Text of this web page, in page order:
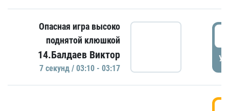
Опасная игра высоко
поднятой клюшкой
14.Балдаев Виктор
7 секунд / 03:10 - 03:17